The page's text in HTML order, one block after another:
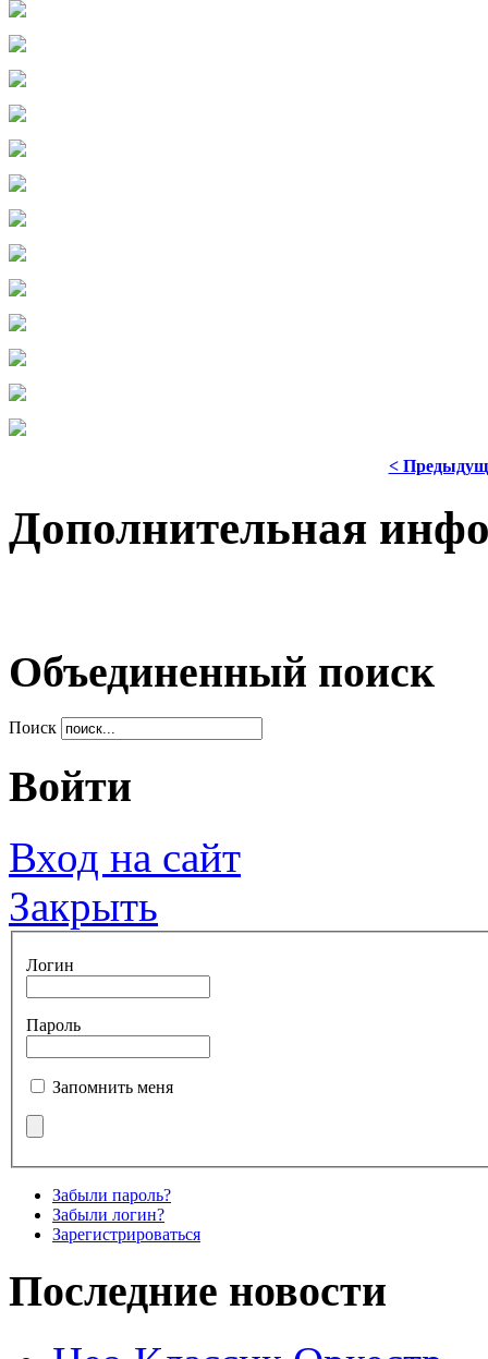
<
Дополнительная
Объединенный поиск
Поиск
Войти
Вход на сайт
Закрыть
Логин
Пароль
Запомнить меня
Забыли пароль?
Забыли логин?
Зарегистрироваться
Последние новости